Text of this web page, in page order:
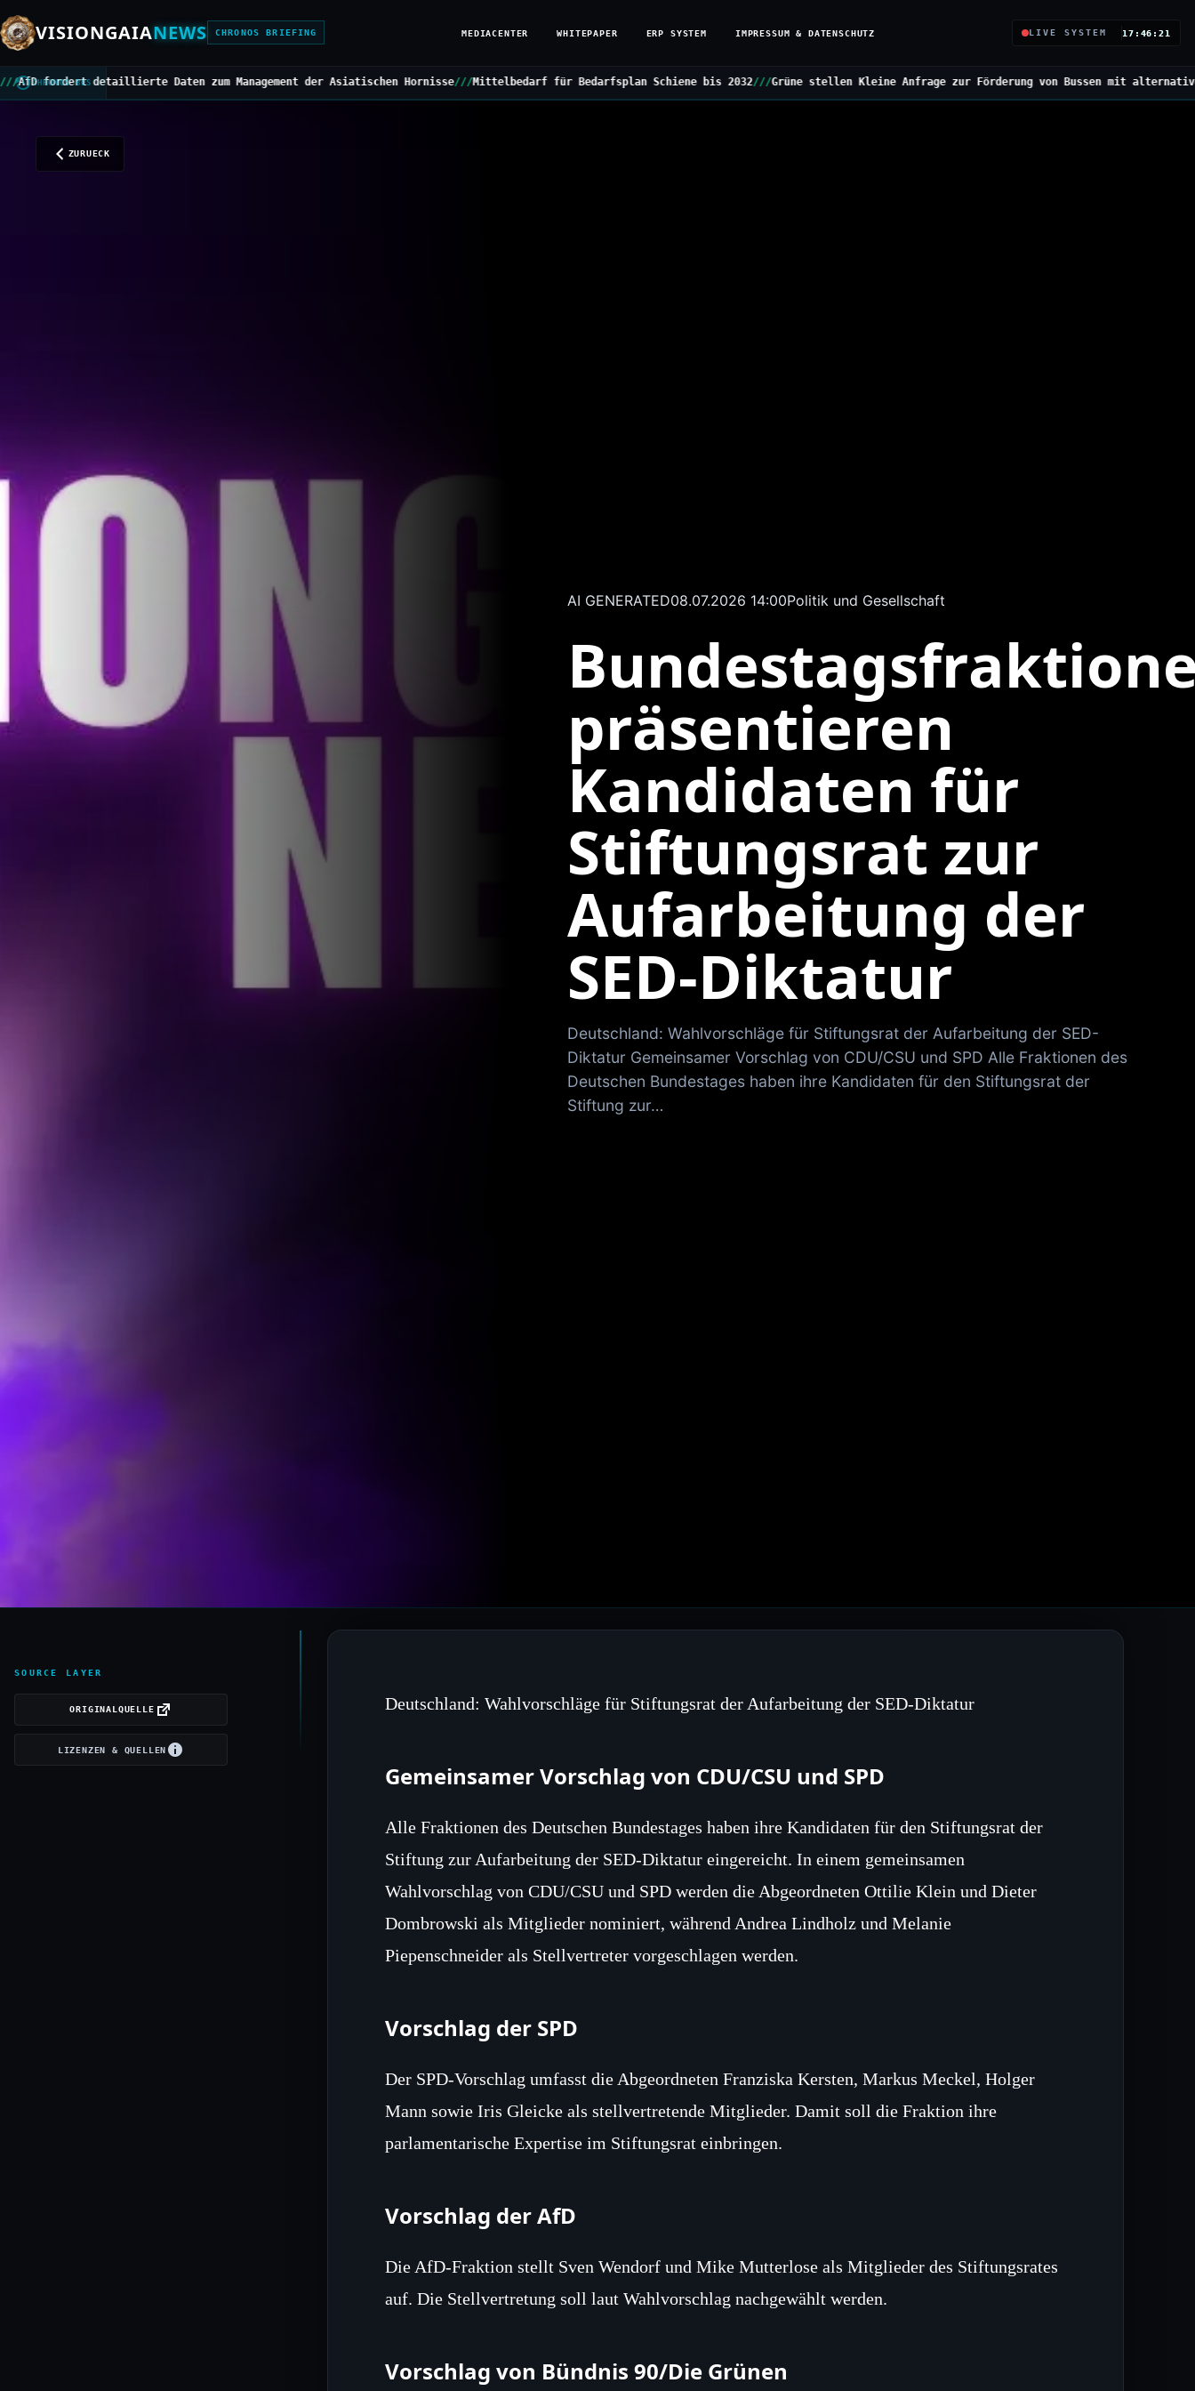
VISIONGAIANEWS CHRONOS BRIEFING MEDIACENTER WHITEPAPER ERP SYSTEM IMPRESSUM & DATENSCHUTZ LIVE SYSTEM 17:46:22
CHRONOS BUS
Daten zum Management der Asiatischen Hornisse///Mittelbedarf für Bedarfsplan Schiene bis 2032/// Grüne stellen Kleine Anfrage zur Förderung von Bussen mit alternativen Antrieben///
ZURUECK
AI GENERATED08.07.2026 14:00Politik und Gesellschaft
präsentieren
Kandidaten für
Stiftungsrat zur
Aufarbeitung der
SED-Diktatur
Deutschland: Wahlvorschläge für Stiftungsrat der Aufarbeitung der SED-
Diktatur Gemeinsamer Vorschlag von CDU/CSU und SPD Alle Fraktionen des
Deutschen Bundestages haben ihre Kandidaten für den Stiftungsrat der
Stiftung zur…
SOURCE LAYER
ORIGINALQUELLE
LIZENZEN & QUELLEN
Deutschland: Wahlvorschläge für Stiftungsrat der Aufarbeitung der SED-Diktatur
Gemeinsamer Vorschlag von CDU/CSU und SPD
Alle Fraktionen des Deutschen Bundestages haben ihre Kandidaten für den Stiftungsrat der
Stiftung zur Aufarbeitung der SED-Diktatur eingereicht. In einem gemeinsamen
Wahlvorschlag von CDU/CSU und SPD werden die Abgeordneten Ottilie Klein und Dieter
Dombrowski als Mitglieder nominiert, während Andrea Lindholz und Melanie
Piepenschneider als Stellvertreter vorgeschlagen werden.
Vorschlag der SPD
Der SPD-Vorschlag umfasst die Abgeordneten Franziska Kersten, Markus Meckel, Holger
Mann sowie Iris Gleicke als stellvertretende Mitglieder. Damit soll die Fraktion ihre
parlamentarische Expertise im Stiftungsrat einbringen.
Vorschlag der AfD
Die AfD-Fraktion stellt Sven Wendorf und Mike Mutterlose als Mitglieder des Stiftungsrates
auf. Die Stellvertretung soll laut Wahlvorschlag nachgewählt werden.
Vorschlag von Bündnis 90/Die Grünen